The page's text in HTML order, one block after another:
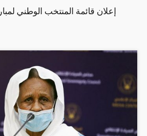
إعلان قائمة المنتخب الوطني